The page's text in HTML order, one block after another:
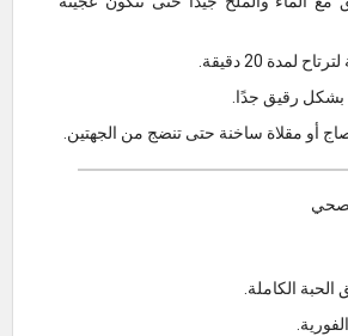
لمدة 20 دقيقة.
بشكل رقيق جدًا.
أو مقلاة ساخنة حتى تنضج من الجهتين.
الكاملة.